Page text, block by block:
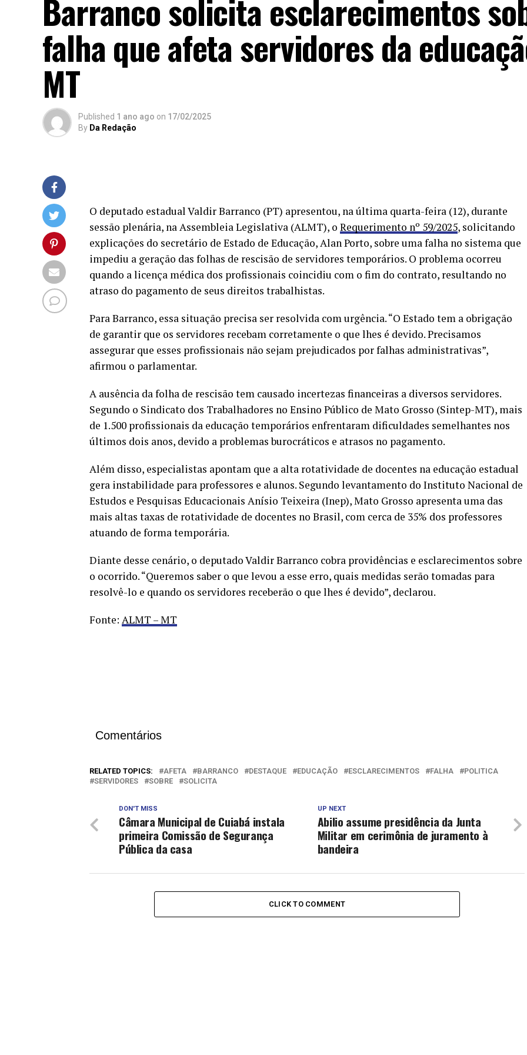
Barranco solicita esclarecimentos
falha que afeta servidores da
MT
Published 1 ano ago on 17/02/2025
By Da Redação
O deputado estadual Valdir Barranco (PT) apresentou, na última quarta-feira (12), durante
sessão plenária, na Assembleia Legislativa (ALMT), o Requerimento nº 59/2025, solicitando
explicações do secretário de Estado de Educação, Alan Porto, sobre uma falha no sistema que
impediu a geração das folhas de rescisão de servidores temporários. O problema ocorreu
quando a licença médica dos profissionais coincidiu com o fim do contrato, resultando no
atraso do pagamento de seus direitos trabalhistas.
Para Barranco, essa situação precisa ser resolvida com urgência. “O Estado tem a obrigação
de garantir que os servidores recebam corretamente o que lhes é devido. Precisamos
assegurar que esses profissionais não sejam prejudicados por falhas administrativas”,
afirmou o parlamentar.
A ausência da folha de rescisão tem causado incertezas financeiras a diversos servidores.
Segundo o Sindicato dos Trabalhadores no Ensino Público de Mato Grosso (Sintep-MT), mais
de 1.500 profissionais da educação temporários enfrentaram dificuldades semelhantes nos
últimos dois anos, devido a problemas burocráticos e atrasos no pagamento.
Além disso, especialistas apontam que a alta rotatividade de docentes na educação estadual
gera instabilidade para professores e alunos. Segundo levantamento do Instituto Nacional de
Estudos e Pesquisas Educacionais Anísio Teixeira (Inep), Mato Grosso apresenta uma das
mais altas taxas de rotatividade de docentes no Brasil, com cerca de 35% dos professores
atuando de forma temporária.
Diante desse cenário, o deputado Valdir Barranco cobra providências e esclarecimentos sobre
o ocorrido. “Queremos saber o que levou a esse erro, quais medidas serão tomadas para
resolvê-lo e quando os servidores receberão o que lhes é devido”, declarou.
Fonte: ALMT – MT
Comentários
RELATED TOPICS: AFETA BARRANCO DESTAQUE EDUCAÇÃO ESCLARECIMENTOS FALHA
POLITICA
SERVIDORES
SOBRE SOLICITA
UP NEXT
Abilio assume presidência da Junta
Militar em cerimônia de juramento à
bandeira
DON'T MISS
Câmara Municipal de Cuiabá instala
primeira Comissão de Segurança
Pública da casa
CLICK TO COMMENT